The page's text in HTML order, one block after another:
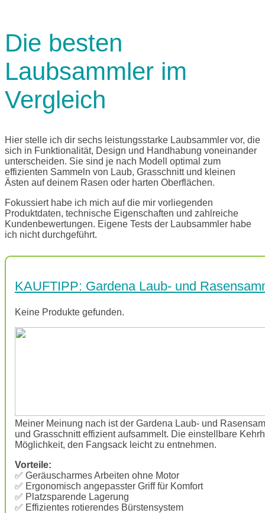
Die besten
Laubsammler im
Vergleich
Hier stelle ich dir sechs leistungsstarke Laubsammler vor, die
sich in Funktionalität, Design und Handhabung voneinander
unterscheiden. Sie sind je nach Modell optimal zum
effizienten Sammeln von Laub, Grasschnitt und kleinen
Ästen auf deinem Rasen oder harten Oberflächen.
Fokussiert habe ich mich auf die mir vorliegenden
Produktdaten, technische Eigenschaften und zahlreiche
Kundenbewertungen. Eigene Tests der Laubsammler habe
ich nicht durchgeführt.
KAUFTIPP: Gardena Laub- und
Keine Produkte gefunden.
Meiner Meinung nach ist der Gardena Laub- und
und Grasschnitt effizient aufsammelt. Die einstellbare
Möglichkeit, den Fangsack leicht zu entnehmen.
Vorteile:
✅ Geräuscharmes Arbeiten ohne Motor
✅ Ergonomisch angepasster Griff für Komfort
✅ Platzsparende Lagerung
✅ Effizientes rotierendes Bürstensystem